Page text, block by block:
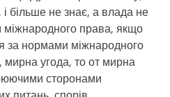
більше не знає, а влада не
міжнародного права, якщо
за нормами міжнародного
угода, то от мирна
сторонами